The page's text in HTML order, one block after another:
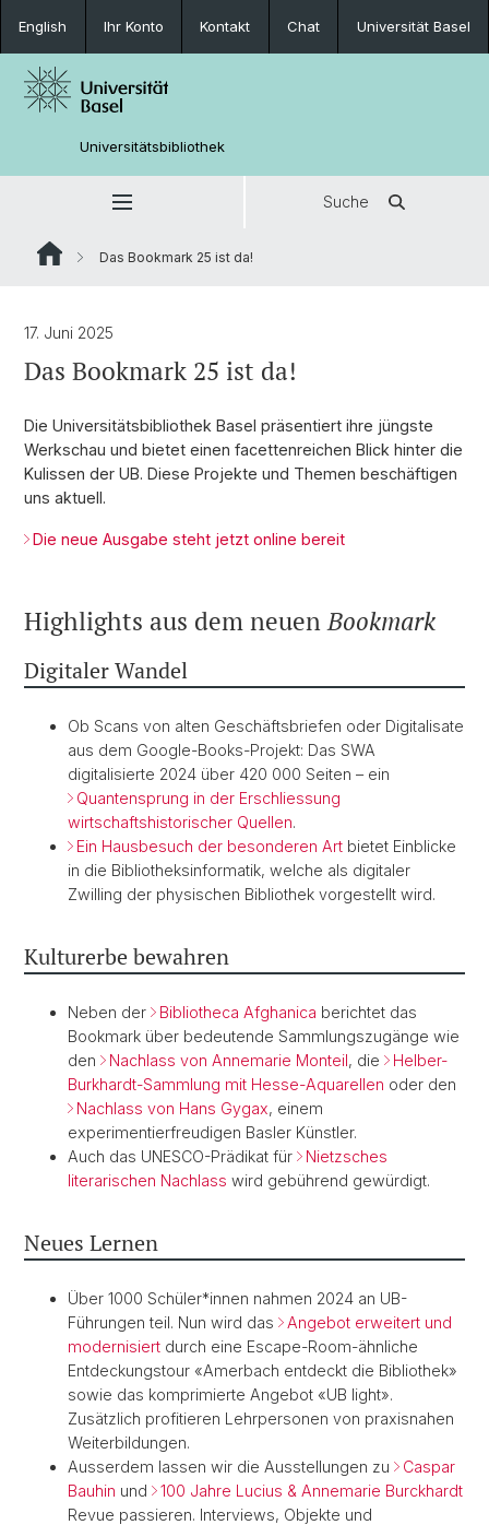
English Ihr Konto Kontakt Chat Universität Basel
Universitätsbibliothek
Suche
Das Bookmark 25 ist da!
17. Juni 2025
Das Bookmark 25 ist da!
Die Universitätsbibliothek Basel präsentiert ihre jüngste
Werkschau und bietet einen facettenreichen Blick hinter die
Kulissen der UB. Diese Projekte und Themen beschäftigen
uns aktuell.
Die neue Ausgabe steht jetzt online bereit
Highlights aus dem neuenBookmark
Digitaler Wandel
Ob Scans von alten Geschäftsbriefen oder Digitalisate
aus dem Google-Books-Projekt: Das SWA
digitalisierte 2024 über 420 000 Seiten – ein
Quantensprung in der Erschliessung
wirtschaftshistorischer Quellen.
Ein Hausbesuch der besonderen Art bietet Einblicke
in die Bibliotheksinformatik, welche als digitaler
Zwilling der physischen Bibliothek vorgestellt wird.
Kulturerbe bewahren
Neben der Bibliotheca Afghanica berichtet das
Bookmark über bedeutende Sammlungszugänge wie
den
Nachlass von Annemarie Monteil, die
Helber-
Burkhardt-Sammlung mit Hesse-Aquarellen oder den
Nachlass von Hans Gygax, einem
experimentierfreudigen Basler Künstler.
Auch das UNESCO-Prädikat für
Nietzsches
literarischen Nachlass wird gebührend gewürdigt.
Neues Lernen
Über 1000 Schüler*innen nahmen 2024 an UB-
Führungen teil. Nun wird das
Angebot erweitert und
modernisiert durch eine Escape-Room-ähnliche
Entdeckungstour «Amerbach entdeckt die Bibliothek»
sowie das komprimierte Angebot «UB light».
Zusätzlich profitieren Lehrpersonen von praxisnahen
Weiterbildungen.
Ausserdem lassen wir die Ausstellungen zu
Caspar
Bauhin und
100 Jahre Lucius & Annemarie Burckhardt
Revue passieren. Interviews, Objekte und